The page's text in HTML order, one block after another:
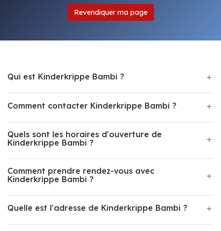
Revendiquer ma page
Qui est Kinderkrippe Bambi ?
Comment contacter Kinderkrippe Bambi ?
Quels sont les horaires d'ouverture de
Kinderkrippe Bambi ?
Comment prendre rendez-vous avec
Kinderkrippe Bambi ?
Quelle est l'adresse de Kinderkrippe Bambi ?